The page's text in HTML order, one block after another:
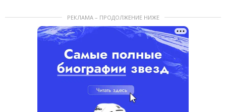
РЕКЛАМА – ПРОДОЛЖЕНИЕ НИЖЕ